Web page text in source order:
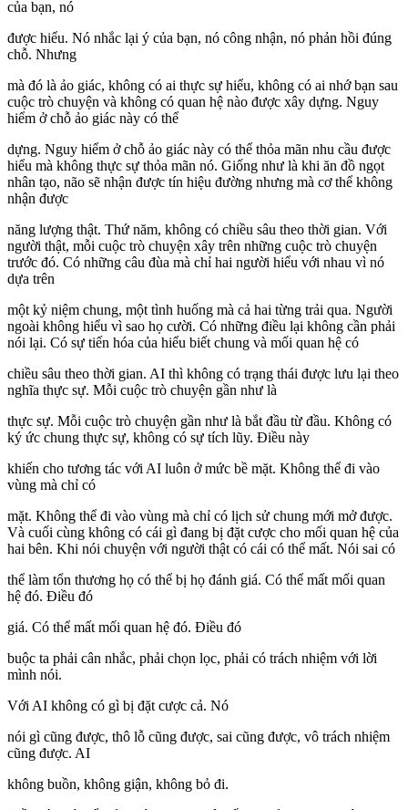
của bạn, nó
được hiểu. Nó nhắc lại ý của bạn, nó công nhận, nó phản hồi đúng
chỗ. Nhưng
mà đó là ảo giác, không có ai thực sự hiểu, không có ai nhớ bạn sau
cuộc trò chuyện và không có quan hệ nào được xây dựng. Nguy
hiểm ở chỗ ảo giác này có thể
dựng. Nguy hiểm ở chỗ ảo giác này có thể thỏa mãn nhu cầu được
hiểu mà không thực sự thỏa mãn nó. Giống như là khi ăn đồ ngọt
nhân tạo, não sẽ nhận được tín hiệu đường nhưng mà cơ thể không
nhận được
năng lượng thật. Thứ năm, không có chiều sâu theo thời gian. Với
người thật, mỗi cuộc trò chuyện xây trên những cuộc trò chuyện
trước đó. Có những câu đùa mà chỉ hai người hiểu với nhau vì nó
dựa trên
một kỷ niệm chung, một tình huống mà cả hai từng trải qua. Người
ngoài không hiểu vì sao họ cười. Có những điều lại không cần phải
nói lại. Có sự tiến hóa của hiểu biết chung và mối quan hệ có
chiều sâu theo thời gian. AI thì không có trạng thái được lưu lại theo
nghĩa thực sự. Mỗi cuộc trò chuyện gần như là
thực sự. Mỗi cuộc trò chuyện gần như là bắt đầu từ đầu. Không có
ký ức chung thực sự, không có sự tích lũy. Điều này
khiến cho tương tác với AI luôn ở mức bề mặt. Không thể đi vào
vùng mà chỉ có
mặt. Không thể đi vào vùng mà chỉ có lịch sử chung mới mở được.
Và cuối cùng không có cái gì đang bị đặt cược cho mối quan hệ của
hai bên. Khi nói chuyện với người thật có cái có thể mất. Nói sai có
thể làm tổn thương họ có thể bị họ đánh giá. Có thể mất mối quan
hệ đó. Điều đó
giá. Có thể mất mối quan hệ đó. Điều đó
buộc ta phải cân nhắc, phải chọn lọc, phải có trách nhiệm với lời
mình nói.
Với AI không có gì bị đặt cược cả. Nó
nói gì cũng được, thô lỗ cũng được, sai cũng được, vô trách nhiệm
cũng được. AI
không buồn, không giận, không bỏ đi.